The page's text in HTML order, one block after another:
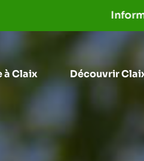
à Claix Découvrir